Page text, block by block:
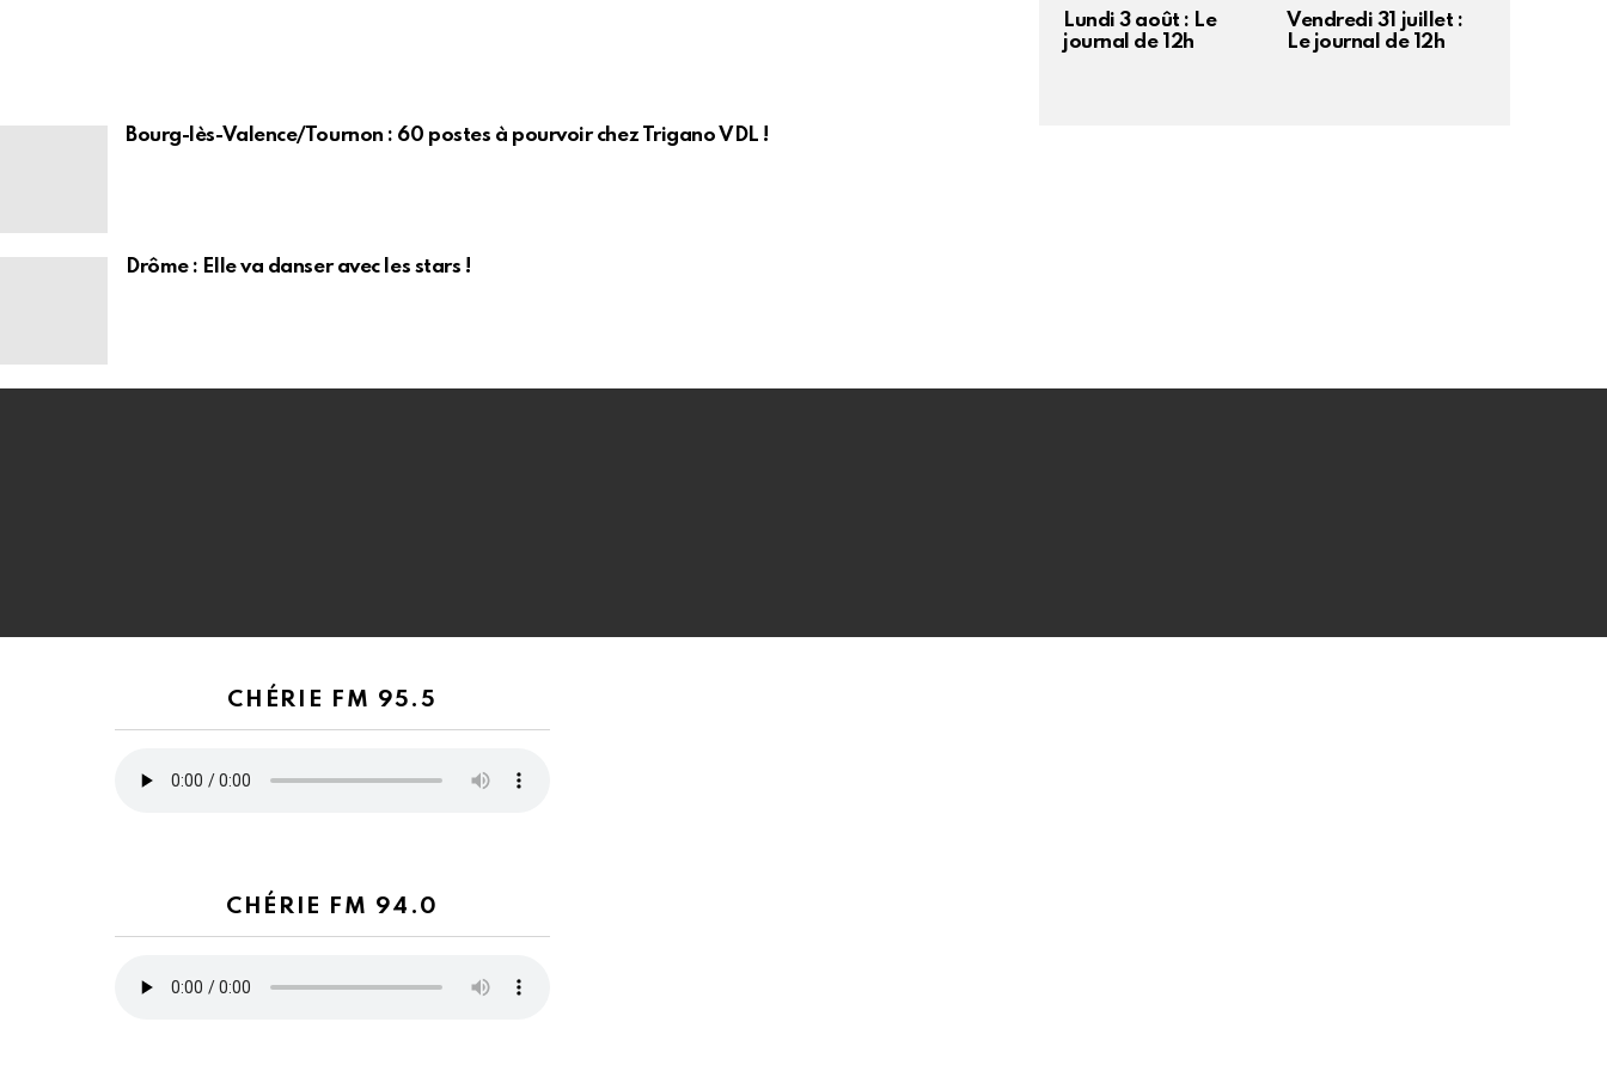
Lundi 3 août : Le
journal de 12h
Vendredi 31 juillet :
Le journal de 12h
Bourg-lès-Valence/Tournon : 60 postes à pourvoir chez Trigano VDL !
Drôme : Elle va danser avec les stars !
CHÉRIE FM 95.5
CHÉRIE FM 94.0